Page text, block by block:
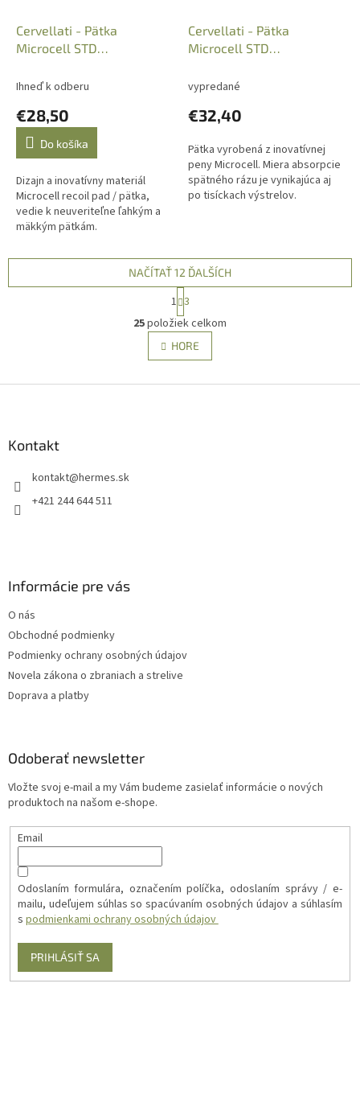
Cervellati - Pätka
Microcell STD
213110B
Ihneď k odberu
€28,50
Do košíka
Dizajn a inovatívny materiál
Microcell recoil pad / pätka,
vedie k neuveriteľne ľahkým a
mäkkým pätkám.
Cervellati - Pätka
Microcell STD
213784B
vypredané
€32,40
Pätka vyrobená z inovatívnej
peny Microcell. Miera absorpcie
spätného rázu je vynikajúca aj
po tisíckach výstrelov.
O
v
l
á
NAČÍTAŤ 12 ĎALŠÍCH
t
r
á
n
k
v
1 3
25položiek celkom
HORE
Kontakt
kontakt@hermes.sk
+421 244 644 511
Informácie pre vás
O nás
Obchodné podmienky
Podmienky ochrany osobných údajov
Novela zákona o zbraniach a strelive
Doprava a platby
Odoberať newsletter
Vložte svoj e-mail a my Vám budeme zasielať informácie o nových
produktoch na našom e-shope.
Email
Odoslaním formulára, označením políčka, odoslaním správy / e-
mailu, udeľujem súhlas so spacúvaním osobných údajov a súhlasím
s podmienkami ochrany osobných údajov
PRIHLÁSIŤ SA